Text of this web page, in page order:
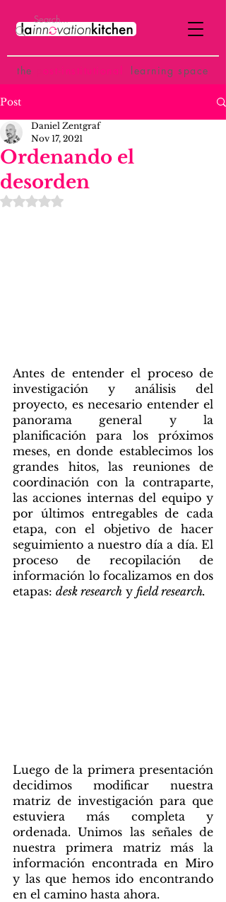
the ost-institutional learning space
Post
Ordenando el
desorden
Daniel Zentgraf
Nov 17, 2021
Rated NaN out of 5 stars.
Antes de entender el proceso de
investigación y análisis del
proyecto, es necesario entender el
panorama general y la
planificación para los próximos
meses, en donde establecimos los
grandes hitos, las reuniones de
coordinación con la contraparte,
las acciones internas del equipo y
por últimos entregables de cada
etapa, con el objetivo de hacer
seguimiento a nuestro día a día. El
proceso de recopilación de
información lo focalizamos en dos
etapas: desk research y field research.
Luego de la primera presentación
decidimos modificar nuestra
matriz de investigación para que
estuviera más completa y
ordenada. Unimos las señales de
nuestra primera matriz más la
información encontrada en Miro
y las que hemos ido encontrando
en el camino hasta ahora.